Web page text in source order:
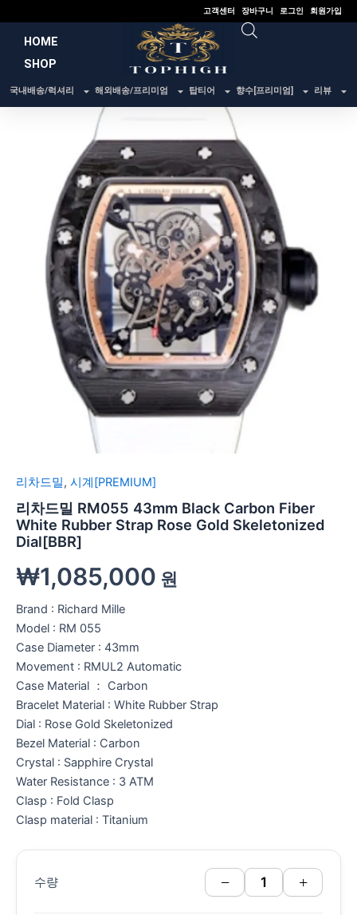
건
너
고객센터 장바구니 로그인 회원가입
HOME
SHOP
국내배송/럭셔리 해외배송/프리미엄 탑티어 향수[프리미엄] 리뷰
리차드밀, 시계[PREMIUM]
리차드밀 RM055 43mm Black Carbon Fiber
White Rubber Strap Rose Gold Skeletonized
Dial[BBR]
₩1,085,000 원
Brand : Richard Mille
Model : RM 055
Case Diameter : 43mm
Movement : RMUL2 Automatic
Case Material ： Carbon
Bracelet Material : White Rubber Strap
Dial : Rose Gold Skeletonized
Bezel Material : Carbon
Crystal : Sapphire Crystal
Water Resistance : 3 ATM
Clasp : Fold Clasp
Clasp material : Titanium
수량 − +